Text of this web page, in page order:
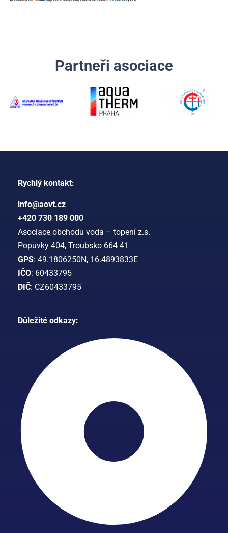
Partneři asociace
Rychlý kontakt:
info@aovt.cz
+420 730 189 000
Asociace obchodu voda – topení z.s.
Popůvky 404, Troubsko 664 41
GPS: 49.1806250N, 16.4893833E
IČO: 60433795
DIČ: CZ60433795
Důležité odkazy: